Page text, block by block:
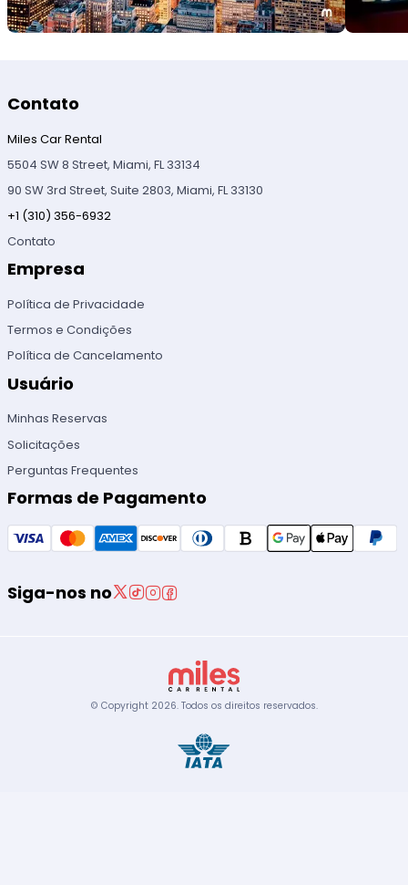
Contato
Miles Car Rental
5504 SW 8 Street, Miami, FL 33134
90 SW 3rd Street, Suite 2803, Miami, FL 33130
+1 (310) 356-6932
Contato
Empresa
Política de Privacidade
Termos e Condições
Política de Cancelamento
Usuário
Minhas Reservas
Solicitações
Perguntas Frequentes
Formas de Pagamento
Siga-nos no
© Copyright 2026. Todos os direitos reservados.